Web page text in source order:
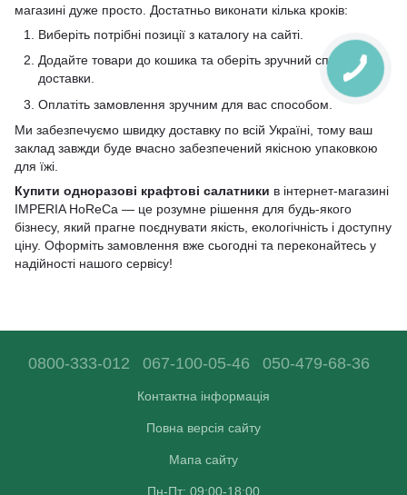
магазині дуже просто. Достатньо виконати кілька кроків:
Виберіть потрібні позиції з каталогу на сайті.
Додайте товари до кошика та оберіть зручний спосіб
доставки.
Оплатіть замовлення зручним для вас способом.
Ми забезпечуємо швидку доставку по всій Україні, тому ваш
заклад завжди буде вчасно забезпечений якісною упаковкою
для їжі.
Купити одноразові крафтові салатники в інтернет-магазині
IMPERIA HoReCa — це розумне рішення для будь-якого
бізнесу, який прагне поєднувати якість, екологічність і доступну
ціну. Оформіть замовлення вже сьогодні та переконайтесь у
надійності нашого сервісу!
0800-333-012 067-100-05-46 050-479-68-36
Контактна інформація
Повна версія сайту
Мапа сайту
Пн-Пт: 09:00-18:00